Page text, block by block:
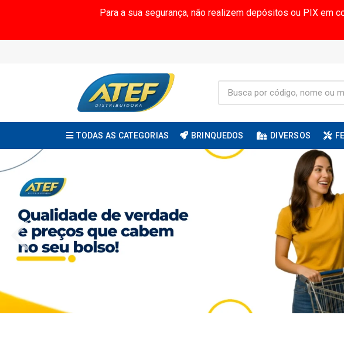
Para a sua segurança, não realizem depósitos ou PIX em
TODAS AS CATEGORIAS BRINQUEDOS DIVERSOS